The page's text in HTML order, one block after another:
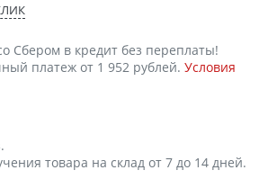
Сбером в кредит без переплаты!
платеж от 1 952 рублей. Условия
товара на склад от 7 до 14 дней.